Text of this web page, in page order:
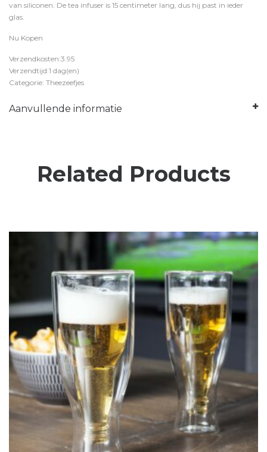
van siliconen. De tea infuser is 15 centimeter lang, dus hij past in ieder
glas.
Nu Kopen
Verzendkosten:3.95
Verzendtijd:1 dag(en)
Categorie: Theezeefjes
Aanvullende informatie
Related Products